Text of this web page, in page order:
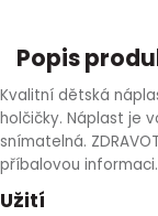
ČESNEK
ŠÍPEK
MACA
STRIE A
PÉČE O
Popis
Kvalitní dětská
holčičky. Náplast je
snímatelná.
příbalovou informaci.
Užití